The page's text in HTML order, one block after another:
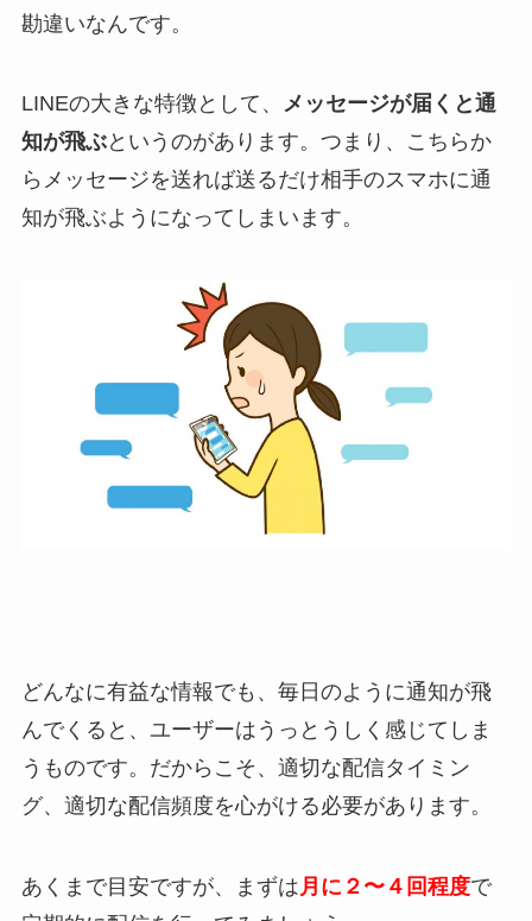
勘違いなんです。
LINEの大きな特徴として、 メッセージが届くと通
知が飛ぶというのがあります。つまり、こちらか
らメッセージを送れば送るだけ相手のスマホに通
知が飛ぶようになってしまいます。
どんなに有益な情報でも、毎日のように通知が飛
んでくると、ユーザーはうっとうしく感じてしま
うものです。だからこそ、適切な配信タイミン
グ、適切な配信頻度を心がける必要があります。
あくまで目安ですが、まずは月に２〜４回程度で